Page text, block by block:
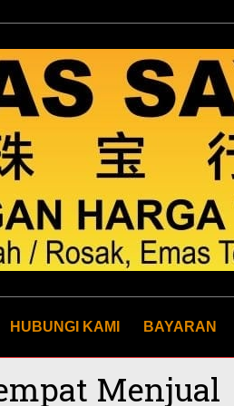
HUBUNGI KAMI BAYARAN
Menjual